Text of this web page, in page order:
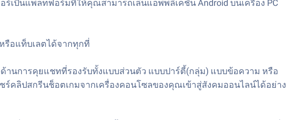
ร์เป็นแพลทฟอร์มที่ให้คุณสามารถเล่นแอพพลิเคชัน Android บนเครื่อง PC
รือแท็บเลตได้จากทุกที่
านการคุยแชทที่รองรับทั้งแบบส่วนตัว แบบปาร์ตี้(กลุ่ม) แบบข้อความ หรือ
คลิปสกรีนช็อตเกมจากเครื่องคอนโซลของคุณเข้าสู่สังคมออนไลน์ได้อย่าง